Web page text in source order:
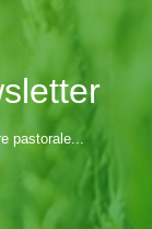
pastorale...